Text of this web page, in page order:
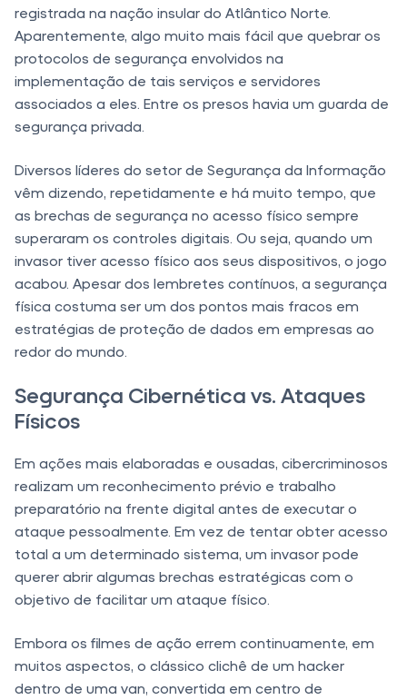
registrada na nação insular do Atlântico Norte.
Aparentemente, algo muito mais fácil que quebrar os
protocolos de segurança envolvidos na
implementação de tais serviços e servidores
associados a eles. Entre os presos havia um guarda de
segurança privada.
Diversos líderes do setor de Segurança da Informação
vêm dizendo, repetidamente e há muito tempo, que
as brechas de segurança no acesso físico sempre
superaram os controles digitais. Ou seja, quando um
invasor tiver acesso físico aos seus dispositivos, o jogo
acabou. Apesar dos lembretes contínuos, a segurança
física costuma ser um dos pontos mais fracos em
estratégias de proteção de dados em empresas ao
redor do mundo.
Segurança Cibernética vs. Ataques
Físicos
Em ações mais elaboradas e ousadas, cibercriminosos
realizam um reconhecimento prévio e trabalho
preparatório na frente digital antes de executar o
ataque pessoalmente. Em vez de tentar obter acesso
total a um determinado sistema, um invasor pode
querer abrir algumas brechas estratégicas com o
objetivo de facilitar um ataque físico.
Embora os filmes de ação errem continuamente, em
muitos aspectos, o clássico clichê de um hacker
dentro de uma van, convertida em centro de